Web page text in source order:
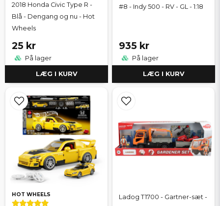
2018 Honda Civic Type R -
Blå - Dengang og nu - Hot
Wheels
25 kr
På lager
LÆG I KURV
#8 - Indy 500 - RV - GL - 1:18
935 kr
På lager
LÆG I KURV
HOT WHEELS
Ladog T1700 - Gartner-sæt -